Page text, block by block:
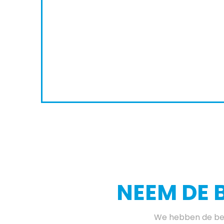
NEEM DE
We hebben de